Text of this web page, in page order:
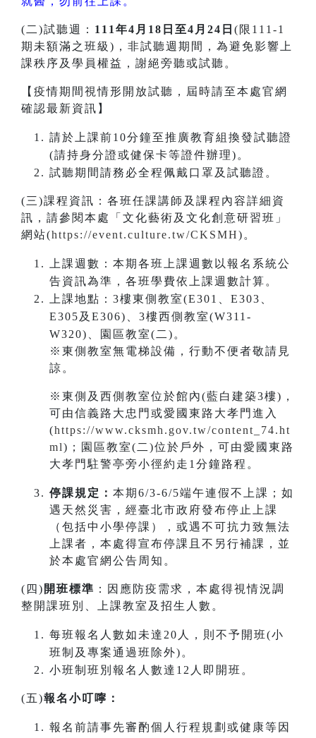
(二)試聽週： 111年4月18日至4月24日 (限111-1
期未額滿之班級)，非試聽週期間，為避免影響上
課秩序及學員權益，謝絕旁聽或試聽。
【疫情期間視情形開放試聽，屆時請至本處官網
確認最新資訊】
請於上課前10分鐘至推廣教育組換發試聽證
(請持身分證或健保卡等證件辦理)。
試聽期間請務必全程佩戴口罩及試聽證。
(三)課程資訊：各班任課講師及課程內容詳細資
訊，請參閱本處「文化藝術及文化創意研習班」
網站(https://event.culture.tw/CKSMH)。
上課週數：本期各班上課週數以報名系統公
告資訊為準，各班學費依上課週數計算。
上課地點：3樓東側教室(E301、E303、
E305及E306)、3樓西側教室(W311-
W320)、園區教室(二)。
※東側教室無電梯設備，行動不便者敬請見
諒。
※東側及西側教室位於館內(藍白建築3樓)，
可由信義路大忠門或愛國東路大孝門進入
(https://www.cksmh.gov.tw/content_74.ht
ml)；園區教室(二)位於戶外，可由愛國東路
大孝門駐警亭旁小徑約走1分鐘路程。
停課規定： 本期6/3-6/5端午連假不上課；如
遇天然災害，經臺北市政府發布停止上課
（包括中小學停課），或遇不可抗力致無法
上課者，本處得宣布停課且不另行補課，並
於本處官網公告周知。
(四) 開班標準 ：因應防疫需求，本處得視情況調
整開課班別、上課教室及招生人數。
每班報名人數如未達20人，則不予開班(小
班制及專案通過班除外)。
小班制班別報名人數達12人即開班。
(五)報名小叮嚀：
報名前請事先審酌個人行程規劃或健康等因